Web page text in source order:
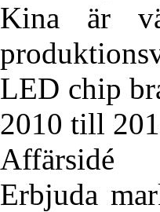
Kina är
LED chip
2010 till
Affärsidé
Erbjuda